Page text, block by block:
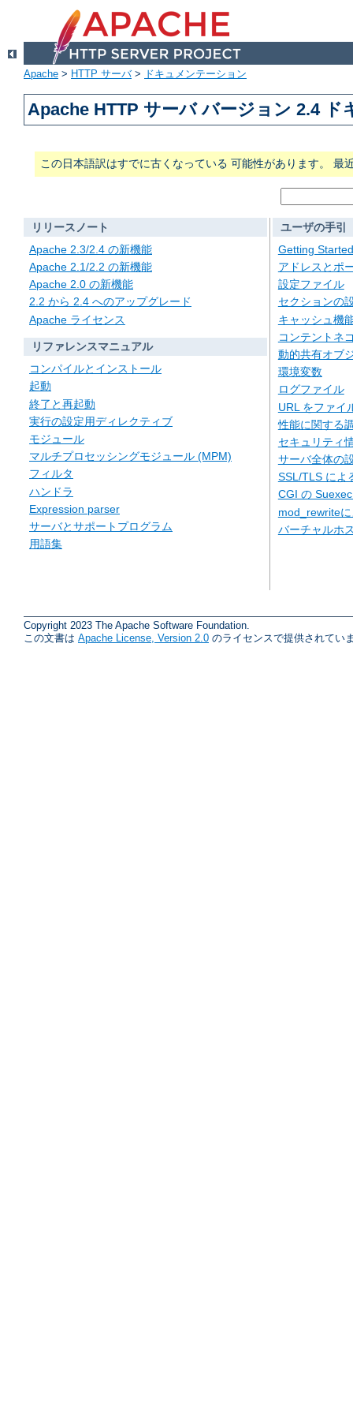
Apache > HTTP サーバ> ドキュメンテーション
Apache HTTP サーバ バージョン 2.4 ド
この日本語訳はすでに古くなっている 可能性があります。 最
リリースノート
Apache 2.3/2.4 の新機能
Apache 2.1/2.2 の新機能
Apache 2.0 の新機能
2.2 から 2.4 へのアップグレード
Apache ライセンス
リファレンスマニュアル
コンパイルとインストール
起動
終了と再起動
実行の設定用ディレクティブ
モジュール
マルチプロセッシングモジュール (MPM)
フィルタ
ハンドラ
Expression parser
サーバとサポートプログラム
用語集
ユーザの手引
Getting Started
アドレスとポ
設定ファイル
セクションの
キャッシュ機
コンテントネ
動的共有オブ
環境変数
ログファイル
URL をファイ
性能に関する
セキュリティ
サーバ全体の
SSL/TLS によ
CGI の
mod_rewrite
バーチャルホ
Copyright 2023 The Apache Software Foundation.
この文書は Apache License, Version 2.0 のライセンスで提供されてい